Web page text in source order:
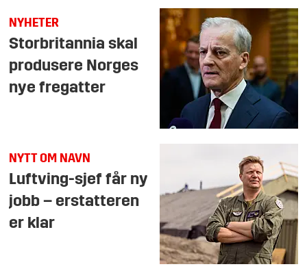
NYHETER
Storbritannia skal
produsere Norges
nye fregatter
NYTT OM NAVN
Luftving-sjef får ny
jobb – erstatteren
er klar